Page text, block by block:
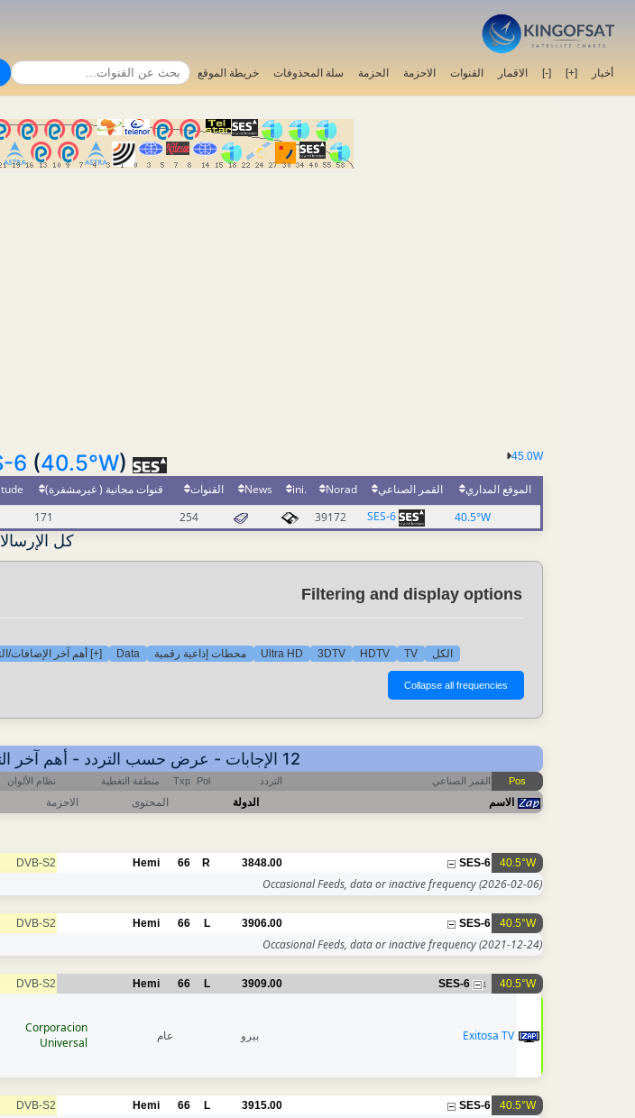
أخبار [+]
[-] الاقمار القنوات الاحزمة الحزمة سلة المحذوفات خريطة الموقع
45.0W
6 (40.5°W) باقة 66
الموقع المداري القمر الصناعي Norad
.ini
News القنوات قنوات مجانية ( غيرمشفرة)
40.5°W
SES-6
39172
254
171
كل
Filtering and display options
الكل TV
HDTV
3DTV
Ultra HD محطات إذاعية رقمية Data [+] أهم آخر الإضافات/
12 الإجابات - عرض حسب التردد - أهم آخر التحديثات: 2026-04-25 12:43 CET
Pos القمر الصناعي التردد Pol
Txp منطقة التغطية نظام الألوان
الاسم الدولة المحتوى الاحزمة
40.5°W
SES-6
3848.00
R
66
Hemi
DVB-S2
Occasional Feeds, data or inactive frequency(2026-02-06)
40.5°W
SES-6
3906.00
L
66
Hemi
DVB-S2
Occasional Feeds, data or inactive frequency(2021-12-24)
40.5°W
SES-6 1
3909.00
L
66
Hemi
DVB-S2
Exitosa TV بيرو عام
Corporacion
Universal
40.5°W
SES-6
3915.00
L
66
Hemi
DVB-S2